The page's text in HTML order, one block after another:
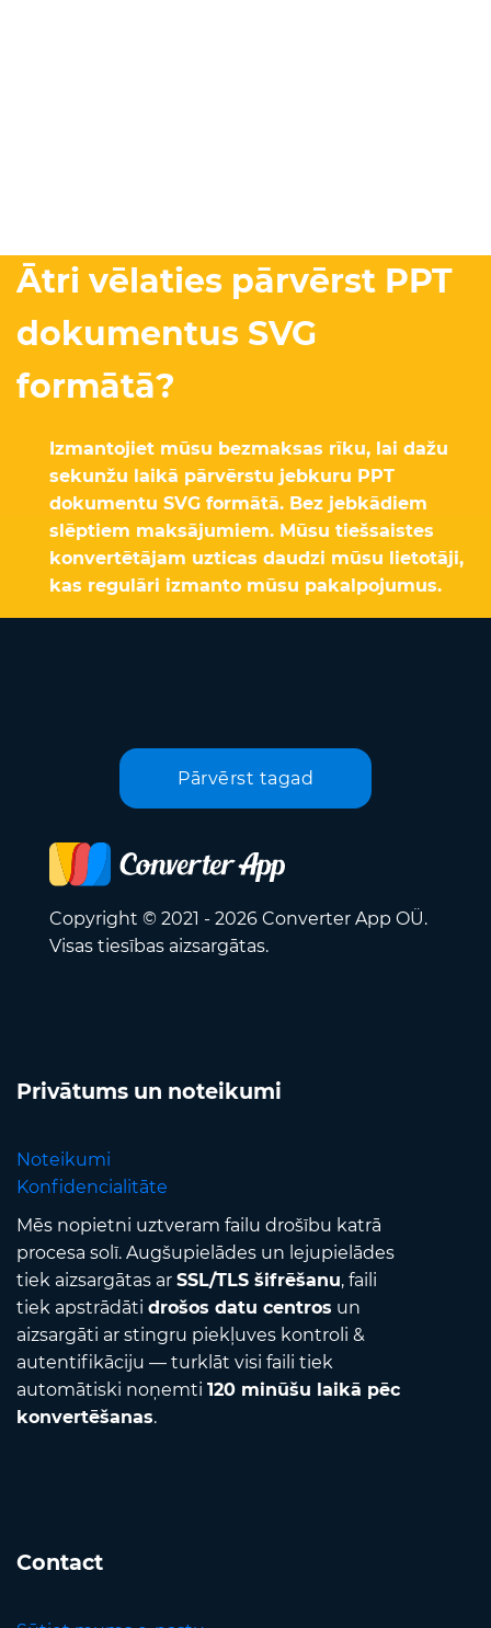
Ātri vēlaties pārvērst PPT
dokumentus SVG
formātā?
Izmantojiet mūsu bezmaksas rīku, lai dažu
sekunžu laikā pārvērstu jebkuru PPT
dokumentu SVG formātā. Bez jebkādiem
slēptiem maksājumiem. Mūsu tiešsaistes
konvertētājam uzticas daudzi mūsu lietotāji,
kas regulāri izmanto mūsu pakalpojumus.
Pārvērst tagad
Copyright © 2021 - 2026 Converter App OÜ.
Visas tiesības aizsargātas.
Privātums un noteikumi
Noteikumi
Konfidencialitāte
Mēs nopietni uztveram failu drošību katrā
procesa solī. Augšupielādes un lejupielādes
tiek aizsargātas ar SSL/TLS šifrēšanu, faili
tiek apstrādāti drošos datu centros un
aizsargāti ar stingru piekļuves kontroli &
autentifikāciju — turklāt visi faili tiek
automātiski noņemti 120 minūšu laikā pēc
konvertēšanas.
Contact